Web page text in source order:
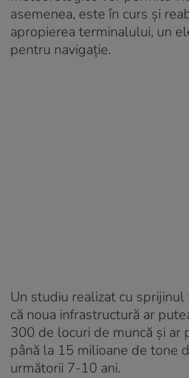
asemenea, este în curs și
apropierea terminalului, un
pentru navigație.
Un studiu realizat cu sprijinul
că noua infrastructură ar
300 de locuri de muncă și ar
până la 15 milioane de tone
următorii 7-10 ani.